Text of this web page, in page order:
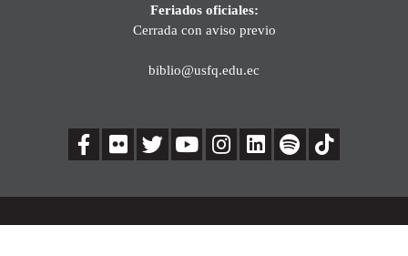
Feriados oficiales:
Cerrada con aviso previo
biblio@usfq.edu.ec